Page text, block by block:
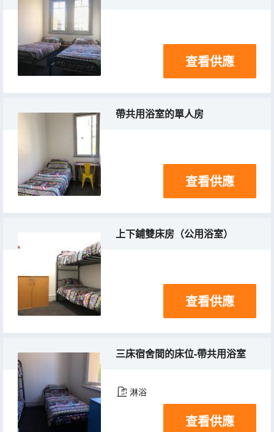
查看供應
帶共用浴室的單人房
查看供應
上下鋪雙床房（公用浴室）
查看供應
三床宿舍間的床位-帶共用浴室
淋浴
查看供應